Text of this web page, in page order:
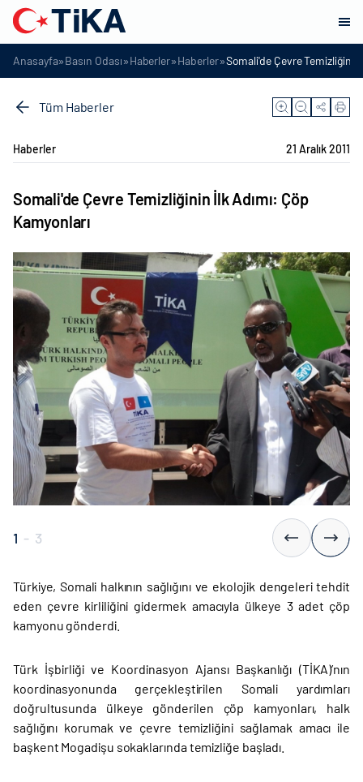
Anasayfa»Basın Odası»Haberler»Haberler»Somali'de Çevre Temizliğinin
Tüm Haberler
Haberler 21 Aralık 2011
Somali'de Çevre Temizliğinin İlk Adımı: Çöp
Kamyonları
1 - 3
Türkiye, Somali halkının sağlığını ve ekolojik dengeleri tehdit
eden çevre kirliliğini gidermek amacıyla ülkeye 3 adet çöp
kamyonu gönderdi.
Türk İşbirliği ve Koordinasyon Ajansı Başkanlığı (TİKA)’nın
koordinasyonunda gerçekleştirilen Somali yardımları
doğrultusunda ülkeye gönderilen çöp kamyonları, halk
sağlığını korumak ve çevre temizliğini sağlamak amacı ile
başkent Mogadişu sokaklarında temizliğe başladı.